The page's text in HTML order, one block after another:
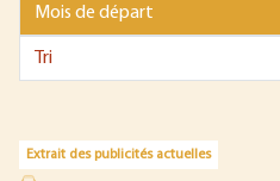
Extrait des publicités actuelles